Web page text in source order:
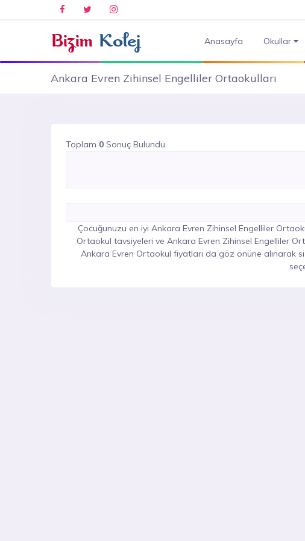
Anasayfa Okullar
Ankara Evren Zihinsel Engelliler Ortaokulları
Toplam 0 Sonuç Bulundu.
Çocuğunuzu en iyi Ankara Evren Zihinsel Engelliler
Ortaokul tavsiyeleri ve Ankara Evren Zihinsel Engelliler
Ankara Evren Ortaokul fiyatları da göz önüne alınarak